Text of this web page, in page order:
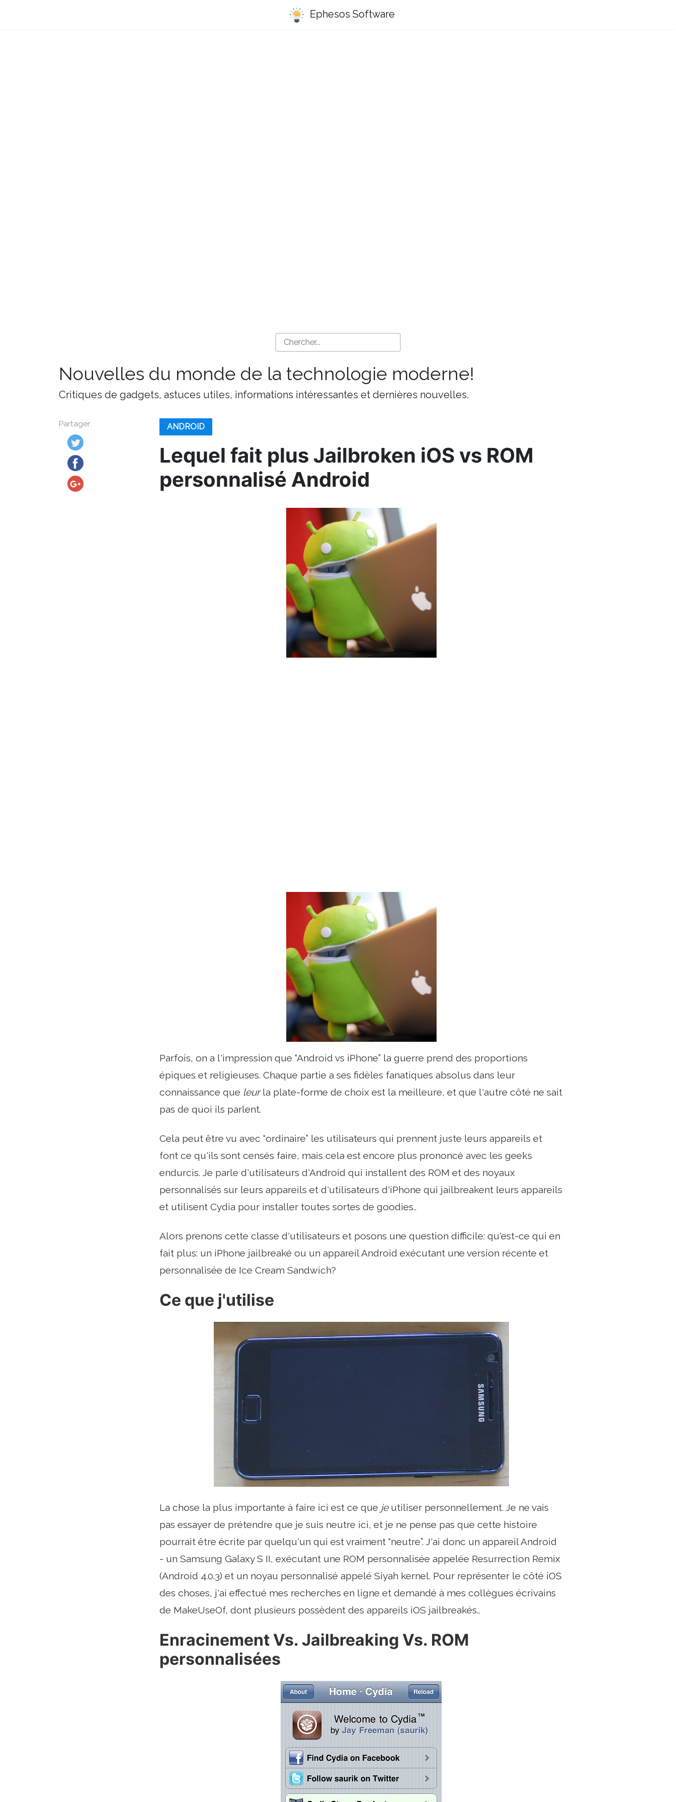
Ephesos Software
Nouvelles du monde de la technologie moderne!
Critiques de gadgets, astuces utiles, informations intéressantes et dernières nouvelles.
Partager: ANDROID
Lequel fait plus Jailbroken iOS vs ROM
personnalisé Android
Parfois, on a l'impression que “Android vs iPhone” la guerre prend des proportions
épiques et religieuses. Chaque partie a ses fidèles fanatiques absolus dans leur
connaissance que leurla plate-forme de choix est la meilleure, et que l'autre côté ne sait
pas de quoi ils parlent.
Cela peut être vu avec “ordinaire” les utilisateurs qui prennent juste leurs appareils et
font ce qu'ils sont censés faire, mais cela est encore plus prononcé avec les geeks
endurcis. Je parle d'utilisateurs d'Android qui installent des ROM et des noyaux
personnalisés sur leurs appareils et d'utilisateurs d'iPhone qui jailbreakent leurs appareils
et utilisent Cydia pour installer toutes sortes de goodies..
Alors prenons cette classe d'utilisateurs et posons une question difficile: qu'est-ce qui en
fait plus: un iPhone jailbreaké ou un appareil Android exécutant une version récente et
personnalisée de Ice Cream Sandwich?
Ce que j'utilise
La chose la plus importante à faire ici est ce que jeutiliser personnellement. Je ne vais
pas essayer de prétendre que je suis neutre ici, et je ne pense pas que cette histoire
pourrait être écrite par quelqu'un qui est vraiment “neutre”. J'ai donc un appareil Android
- un Samsung Galaxy S II, exécutant une ROM personnalisée appelée Resurrection Remix
(Android 4.0.3) et un noyau personnalisé appelé Siyah kernel. Pour représenter le côté iOS
des choses, j'ai effectué mes recherches en ligne et demandé à mes collègues écrivains
de MakeUseOf, dont plusieurs possèdent des appareils iOS jailbreakés..
Enracinement Vs. Jailbreaking Vs. ROM
personnalisées